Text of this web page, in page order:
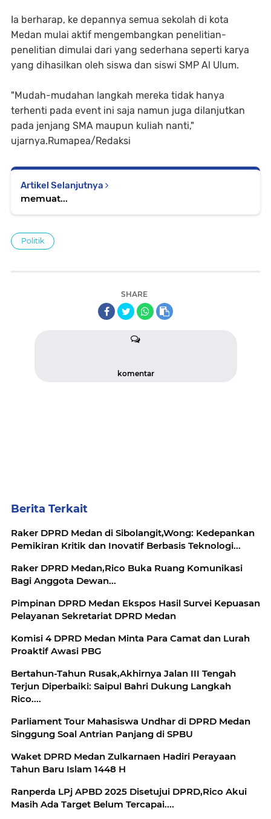
Ia berharap, ke depannya semua sekolah di kota
Medan mulai aktif mengembangkan penelitian-
penelitian dimulai dari yang sederhana seperti karya
yang dihasilkan oleh siswa dan siswi SMP Al Ulum.
"Mudah-mudahan langkah mereka tidak hanya
terhenti pada event ini saja namun juga dilanjutkan
pada jenjang SMA maupun kuliah nanti,"
ujarnya.Rumapea/Redaksi
Artikel Selanjutnya
memuat...
Politik
SHARE
komentar
Berita Terkait
Raker DPRD Medan di Sibolangit,Wong: Kedepankan
Pemikiran Kritik dan Inovatif Berbasis Teknologi...
Raker DPRD Medan,Rico Buka Ruang Komunikasi
Bagi Anggota Dewan...
Pimpinan DPRD Medan Ekspos Hasil Survei Kepuasan
Pelayanan Sekretariat DPRD Medan
Komisi 4 DPRD Medan Minta Para Camat dan Lurah
Proaktif Awasi PBG
Bertahun-Tahun Rusak,Akhirnya Jalan III Tengah
Terjun Diperbaiki: Saipul Bahri Dukung Langkah
Rico....
Parliament Tour Mahasiswa Undhar di DPRD Medan
Singgung Soal Antrian Panjang di SPBU
Waket DPRD Medan Zulkarnaen Hadiri Perayaan
Tahun Baru Islam 1448 H
Ranperda LPj APBD 2025 Disetujui DPRD,Rico Akui
Masih Ada Target Belum Tercapai....